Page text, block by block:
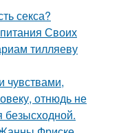
секса?
Своих
тилляеву
чувствами,
отнюдь не
безысходной.